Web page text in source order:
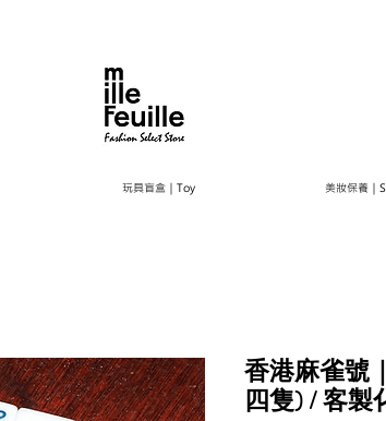
玩具盲盒｜Toy 美妝保養｜
香港麻雀號
四隻) / 客製